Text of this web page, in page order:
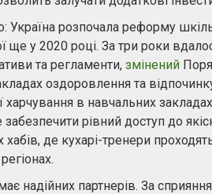
Україна розпочала реформу
ще у 2020 році. За три роки
та регламенти, змінений
оздоровлення та
харчування в навчальних
рівний доступ до
хабів, де кухарі-тренери
надійних партнерів. За